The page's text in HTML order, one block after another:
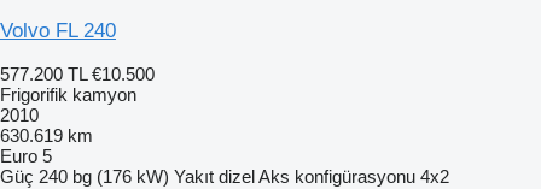
Volvo FL 240
577.200 TL €10.500
Frigorifik kamyon
2010
630.619 km
Euro 5
Güç 240 bg (176 kW) Yakıt dizelAks konfigürasyonu 4x2